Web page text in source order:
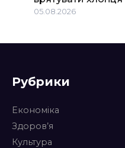
05.08.2026
Рубрики
Економіка
Здоров’я
Культура